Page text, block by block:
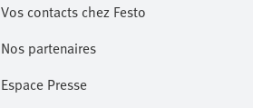
Vos contacts chez Festo
Nos partenaires
Espace Presse